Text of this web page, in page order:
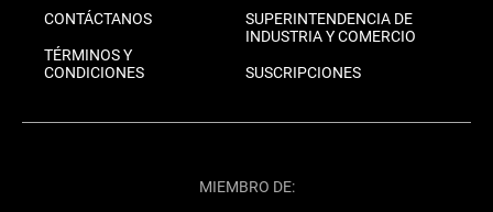
CONTÁCTANOS
TÉRMINOS Y
CONDICIONES
SUPERINTENDENCIA DE
INDUSTRIA Y COMERCIO
SUSCRIPCIONES
MIEMBRO DE: